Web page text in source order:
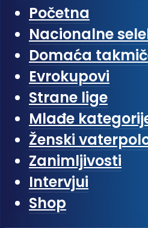
Početna
Nacionalne
Domaća
Evrokupovi
Strane lige
Mlađe
Ženski
Zanimljivosti
Intervjui
Shop